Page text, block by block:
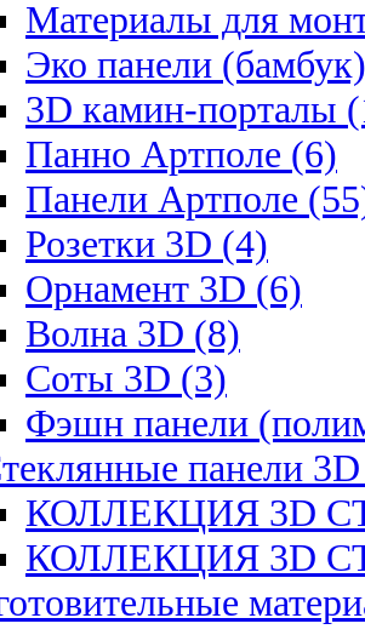
Материалы для
Эко панели
3D камин-порталы
Панно Артполе (6)
Панели Артполе
Розетки 3D (4)
Орнамент 3D (6)
Волна 3D (8)
Соты 3D (3)
Фэшн панели
панели 3D
КОЛЛЕКЦИЯ 3D
КОЛЛЕКЦИЯ 3D